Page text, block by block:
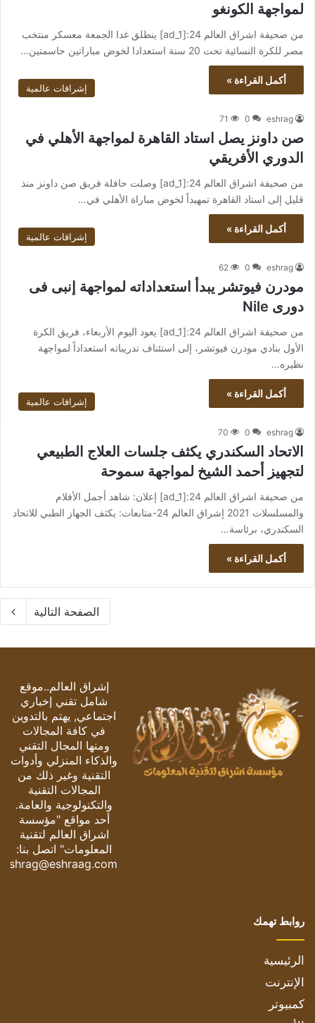
لمواجهة الكونغو
من صحيفة اشراق العالم 24:[ad_1] ينطلق غدا الجمعة معسكر منتخب
مصر للكرة النسائية تحت 20 سنة استعدادا لخوض مباراتين حاسمتين…
أكمل القراءة »
إشراقات عالمية
eshrag
0
71
صن داونز يصل استاد القاهرة لمواجهة الأهلي في
الدوري الأفريقي
من صحيفة اشراق العالم 24:[ad_1] وصلت حافلة فريق صن داونز منذ
قليل إلى استاد القاهرة تمهيداً لخوض مباراة الأهلي في…
أكمل القراءة »
إشراقات عالمية
eshrag
0
62
مودرن فيوتشر يبدأ استعداداته لمواجهة إنبى فى
دورى Nile
من صحيفة اشراق العالم 24:[ad_1] يعود اليوم الأربعاء، فريق الكرة
الأول بنادي مودرن فيوتشر، إلى استئناف تدريباته استعداداً لمواجهة
نظيره…
أكمل القراءة »
إشراقات عالمية
eshrag
0
70
الاتحاد السكندري يكثف جلسات العلاج الطبيعي
لتجهيز أحمد الشيخ لمواجهة سموحة
من صحيفة اشراق العالم 24:[ad_1] إعلان: شاهد أجمل الأفلام
والمسلسلات 2021 إشراق العالم 24-متابعات: يكثف الجهاز الطبي للاتحاد
السكندري، برئاسة…
أكمل القراءة »
الصفحة التالية
إشراق العالم..موقع
شامل تقني إخباري
اجتماعي, يهتم بالتدوين
في كافة المجالات
ومنها المجال التقني
والذكاء المنزلي وأدوات
التقنية وغير ذلك من
المجالات التقنية
والتكنولوجية والعامة.
أحد مواقع "مؤسسة
اشراق العالم لتقنية
المعلومات" اتصل بنا:
eshrag@eshraag.com
روابط تهمك
الرئيسية
الإنترنت
كمبيوتر